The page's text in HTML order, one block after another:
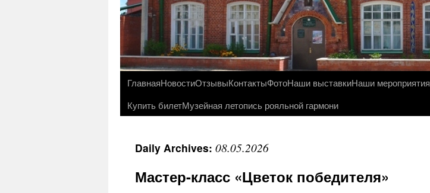
ГлавнаяНовостиОтзывыКонтактыФотоНаши выставкиНаши мероприятия
Купить билетМузейная летопись рояльной гармони
Daily Archives: 08.05.2026
Мастер-класс «Цветок победителя»